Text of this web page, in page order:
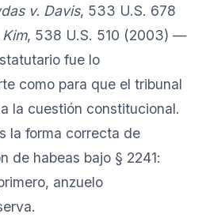
v. Davis, 533 U.S. 678
, 538 U.S. 510 (2003) —
fue lo
como para que el tribunal
la cuestión constitucional.
la forma correcta de
de habeas bajo § 2241:
anzuelo